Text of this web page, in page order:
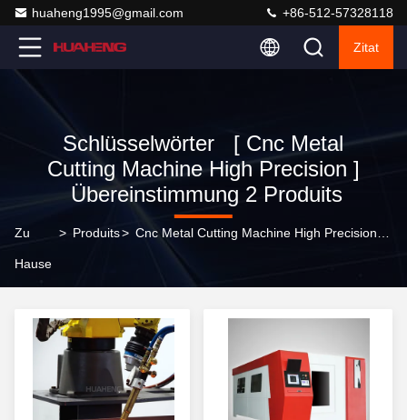
huaheng1995@gmail.com +86-512-57328118
Zitat
Schlüsselwörter [ Cnc Metal
Cutting Machine High Precision ]
Übereinstimmung 2 Produits
Zu
Hause
> Produits>